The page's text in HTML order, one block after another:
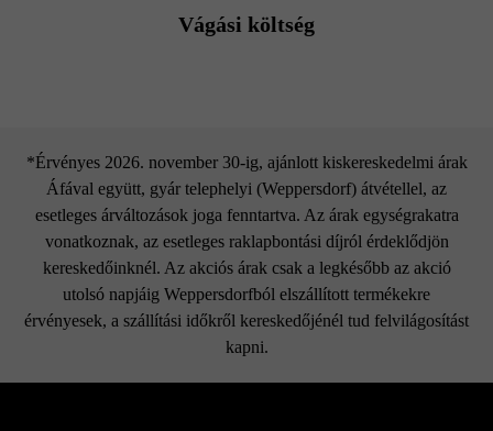
Vágási költség
*Érvényes 2026. november 30-ig, ajánlott kiskereskedelmi árak
Áfával együtt, gyár telephelyi (Weppersdorf) átvétellel, az
esetleges árváltozások joga fenntartva. Az árak egységrakatra
vonatkoznak, az esetleges raklapbontási díjról érdeklődjön
kereskedőinknél. Az akciós árak csak a legkésőbb az akció
utolsó napjáig Weppersdorfból elszállított termékekre
érvényesek, a szállítási időkről kereskedőjénél tud felvilágosítást
kapni.